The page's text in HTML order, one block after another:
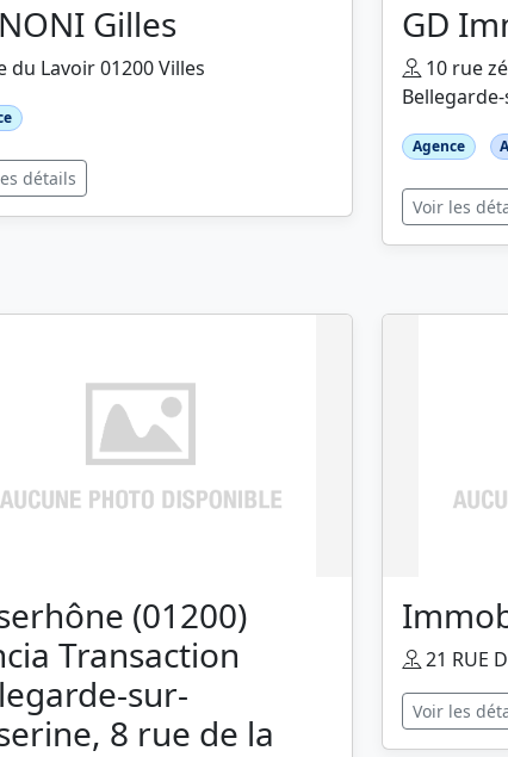
Gilles
du Lavoir 01200 Villes
détails
GD
10 rue
Agence
Voir les
(01200)
Transaction
sur-
8 rue de la
21 RUE
Voir les